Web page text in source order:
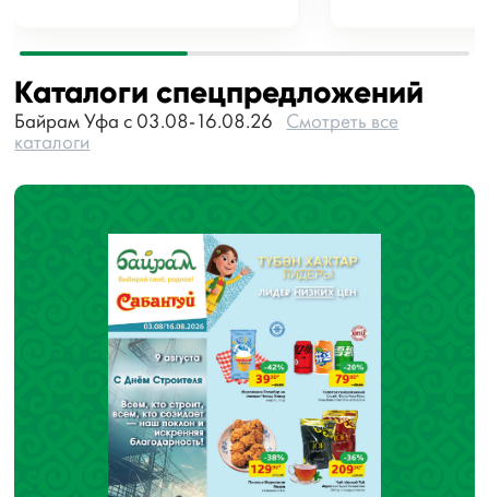
Каталоги спецпредложений
Байрам Уфа с 03.08-16.08.26 Смотреть все
каталоги